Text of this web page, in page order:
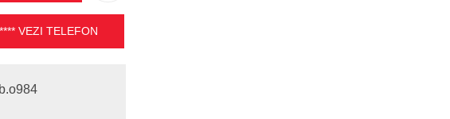
VEZI TELEFON
b.o984